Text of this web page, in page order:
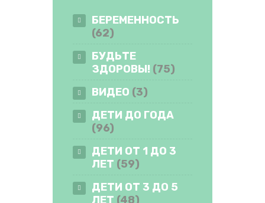
БЕРЕМЕННОСТЬ
(62)
БУДЬТЕ
ЗДОРОВЫ! (75)
ВИДЕО (3)
ДЕТИ ДО ГОДА
(96)
ДЕТИ ОТ 1 ДО 3
ЛЕТ (59)
ДЕТИ ОТ 3 ДО 5
ЛЕТ (48)